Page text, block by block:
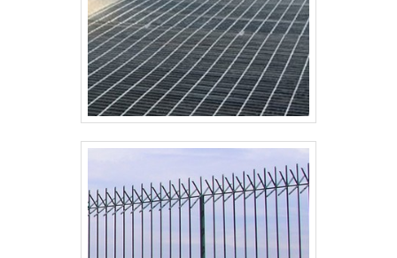
industrial e gradil galvanizado com ótima qualidade e
precisão.Para tal sucesso, a empresa investiu em
profissionais competentes e em equipamentos
inovadores. A Paraná Telas é uma empresa que tem
sido apontada de forma positiva no mercado pela
idoneidade em tudo que faz, comprovando sua
essência de trazer o melhor para os parceiros..